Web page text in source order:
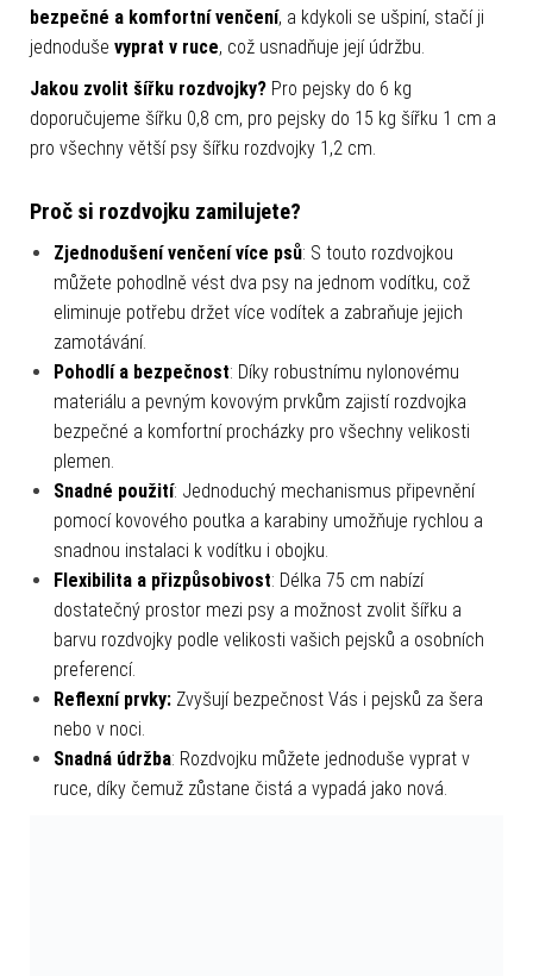
bezpečné a komfortní venčení, a kdykoli se ušpiní, stačí ji
jednoduše vyprat v ruce, což usnadňuje její údržbu.
Jakou zvolit šířku rozdvojky? Pro pejsky do 6 kg
doporučujeme šířku 0,8 cm, pro pejsky do 15 kg šířku 1 cm a
pro všechny větší psy šířku rozdvojky 1,2 cm.
Proč si rozdvojku zamilujete?
Zjednodušení venčení více psů: S touto rozdvojkou
můžete pohodlně vést dva psy na jednom vodítku, což
eliminuje potřebu držet více vodítek a zabraňuje jejich
zamotávání.
Pohodlí a bezpečnost: Díky robustnímu nylonovému
materiálu a pevným kovovým prvkům zajistí rozdvojka
bezpečné a komfortní procházky pro všechny velikosti
plemen.
Snadné použití: Jednoduchý mechanismus připevnění
pomocí kovového poutka a karabiny umožňuje rychlou a
snadnou instalaci k vodítku i obojku.
Flexibilita a přizpůsobivost: Délka 75 cm nabízí
dostatečný prostor mezi psy a možnost zvolit šířku a
barvu rozdvojky podle velikosti vašich pejsků a osobních
preferencí.
Reflexní prvky: Zvyšují bezpečnost Vás i pejsků za šera
nebo v noci.
Snadná údržba: Rozdvojku můžete jednoduše vyprat v
ruce, díky čemuž zůstane čistá a vypadá jako nová.